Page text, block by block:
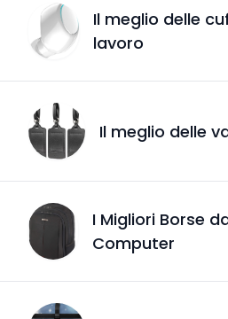
Il meglio delle
lavoro
Il meglio delle
I Migliori Borse
Computer